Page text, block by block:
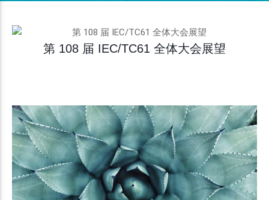
第 108 届 IEC/TC61 全体大会展望